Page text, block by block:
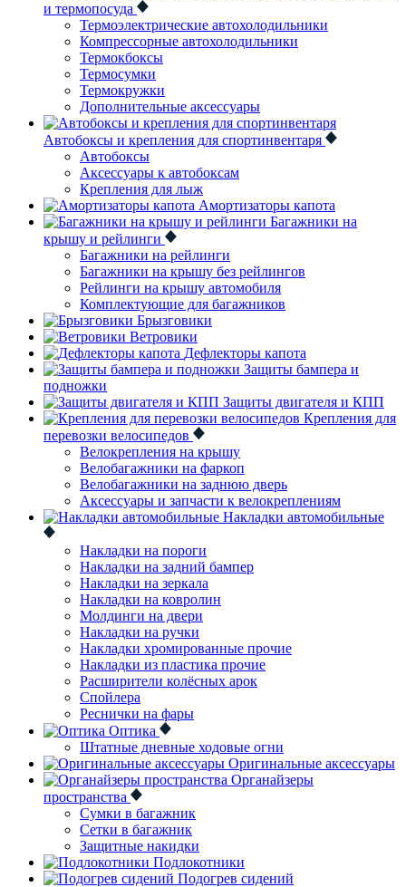
и термопосуда
Термоэлектрические автохолодильники
Компрессорные автохолодильники
Термокбоксы
Термосумки
Термокружки
Дополнительные аксессуары
Автобоксы и крепления для спортинвентаря
Автобоксы
Аксессуары к автобоксам
Крепления для лыж
Амортизаторы капота
Багажники на
крышу и рейлинги
Багажники на рейлинги
Багажники на крышу без рейлингов
Рейлинги на крышу автомобиля
Комплектующие для багажников
Брызговики
Ветровики
Дефлекторы капота
Защиты бампера и
подножки
Защиты двигателя и КПП
Крепления для
перевозки велосипедов
Велокрепления на крышу
Велобагажники на фаркоп
Велобагажники на заднюю дверь
Аксессуары и запчасти к велокреплениям
Накладки автомобильные
Накладки на пороги
Накладки на задний бампер
Накладки на зеркала
Накладки на ковролин
Молдинги на двери
Накладки на ручки
Накладки хромированные прочие
Накладки из пластика прочие
Расширители колёсных арок
Спойлера
Реснички на фары
Оптика
Штатные дневные ходовые огни
Оригинальные аксессуары
Органайзеры
пространства
Сумки в багажник
Сетки в багажник
Защитные накидки
Подлокотники
Подогрев сидений